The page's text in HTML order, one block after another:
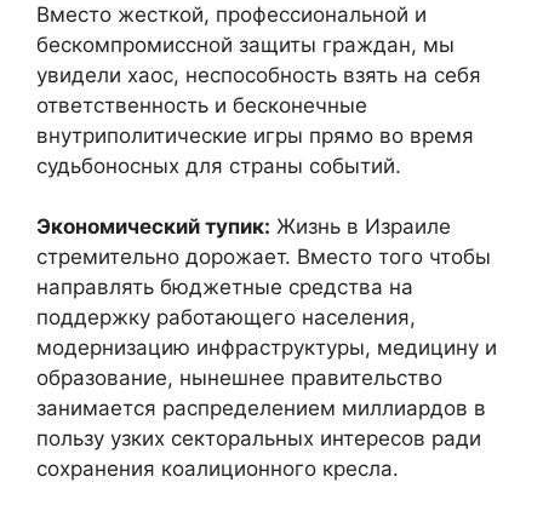
Вместо жесткой, профессиональной и
бескомпромиссной защиты граждан, мы
увидели хаос, неспособность взять на себя
ответственность и бесконечные
внутриполитические игры прямо во время
судьбоносных для страны событий.
Экономический тупик: Жизнь в Израиле
стремительно дорожает. Вместо того чтобы
направлять бюджетные средства на
поддержку работающего населения,
модернизацию инфраструктуры, медицину и
образование, нынешнее правительство
занимается распределением миллиардов в
пользу узких секторальных интересов ради
сохранения коалиционного кресла.